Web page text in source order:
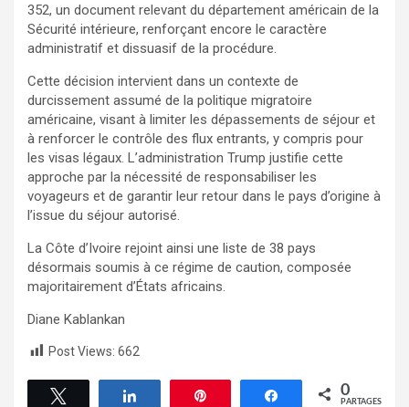
352, un document relevant du département américain de la
Sécurité intérieure, renforçant encore le caractère
administratif et dissuasif de la procédure.
Cette décision intervient dans un contexte de
durcissement assumé de la politique migratoire
américaine, visant à limiter les dépassements de séjour et
à renforcer le contrôle des flux entrants, y compris pour
les visas légaux. L’administration Trump justifie cette
approche par la nécessité de responsabiliser les
voyageurs et de garantir leur retour dans le pays d’origine à
l’issue du séjour autorisé.
La Côte d’Ivoire rejoint ainsi une liste de 38 pays
désormais soumis à ce régime de caution, composée
majoritairement d’États africains.
Diane Kablankan
Post Views: 662
Partagez Partagez 0
PARTAGES